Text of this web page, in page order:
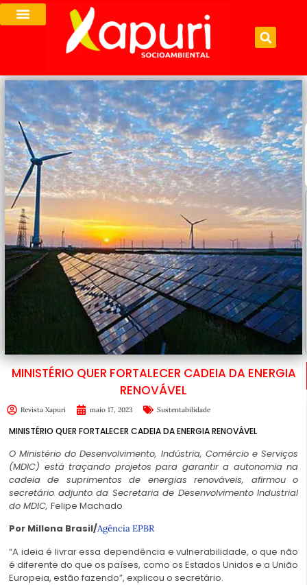
MINISTÉRIO QUER FORTALECER CADEIA DA ENERGIA
RENOVÁVEL
Revista Xapuri maio 17, 2023 Sustentabilidade
MINISTÉRIO QUER FORTALECER CADEIA DA ENERGIA RENOVÁVEL
O Ministério do Desenvolvimento, Indústria, Comércio e Serviços
(MDIC) está traçando projetos para garantir a autonomia na
cadeia de suprimentos de energias renováveis, afirmou o
secretário adjunto da Secretaria de Desenvolvimento Industrial
do MDIC, Felipe Machado
Por Millena Brasil/Agência EPBR
“A ideia é livrar essa dependência e vulnerabilidade, o que não
é diferente do que os países, como os Estados Unidos e a União
Europeia, estão fazendo”, explicou o secretário.